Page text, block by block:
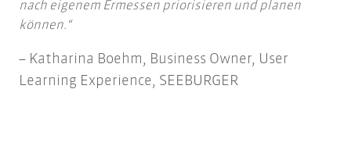
nach eigenem Ermessen priorisieren und planen
können.
Katharina Boehm, Business Owner, User
Learning Experience, SEEBURGER